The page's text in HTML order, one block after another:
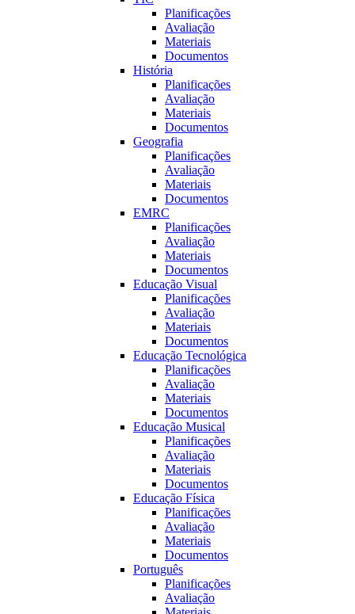
Planificações
Avaliação
Materiais
Documentos
História
Planificações
Avaliação
Materiais
Documentos
Geografia
Planificações
Avaliação
Materiais
Documentos
EMRC
Planificações
Avaliação
Materiais
Documentos
Educação Visual
Planificações
Avaliação
Materiais
Documentos
Educação Tecnológica
Planificações
Avaliação
Materiais
Documentos
Educação Musical
Planificações
Avaliação
Materiais
Documentos
Educação Fí­sica
Planificações
Avaliação
Materiais
Documentos
Português
Planificações
Avaliação